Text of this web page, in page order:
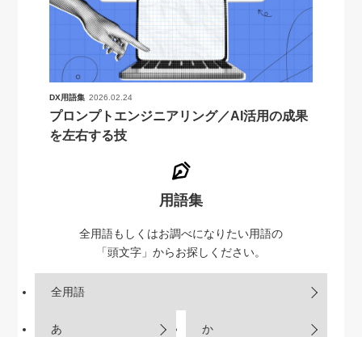
DX用語集 2026.02.24
プロンプトエンジニアリング／AI活用の成果
を左右する技
用語集
全用語もしくはお調べになりたい用語の
「頭文字」からお探しください。
全用語
あ か